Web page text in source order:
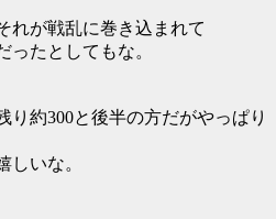
れが戦乱に巻き込まれて
ったとしてもな。
り約300と後半の方だがやっぱり
しいな。